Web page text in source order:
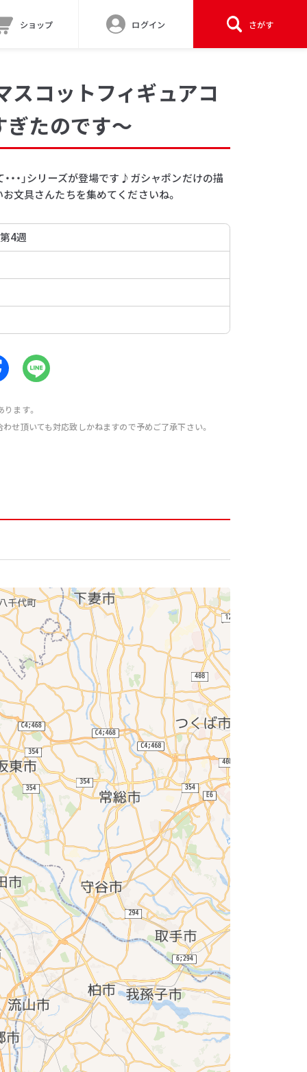
ショップ ログイン さがす
スコットフィギュアコ
たのです～
・・」シリーズが登場です♪ガシャポンだけの描
文具さんたちを集めてくださいね。
4週
ます。
せ頂いても対応致しかねますので予めご了承下さい。